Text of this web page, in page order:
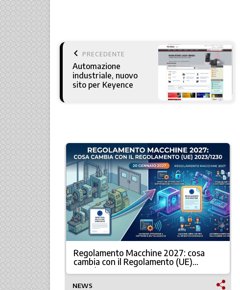
keyboard_arrow_left PRECEDENTE
Automazione
industriale, nuovo
sito per Keyence
la
Regolamento Macchine 2027: cosa
cambia con il Regolamento (UE)
2023/1230
NEWS